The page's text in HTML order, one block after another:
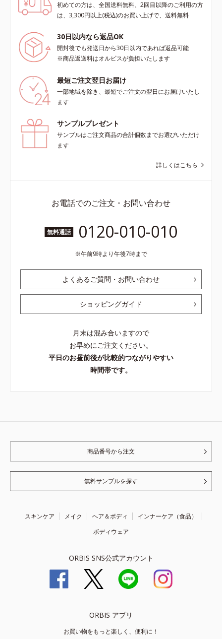
初めての方は、全国送料無料、2回目以降のご利用の方
は、3,300円以上(税込)のお買い上げで、送料無料
30日以内なら返品OK
開封後でも発送日から30日以内であれば返品可能
※商品返送料はオルビスが負担いたします
最短ご注文翌日お届け
一部地域を除き、最短でご注文の翌日にお届けいたし
ます
サンプルプレゼント
サンプルはご注文商品の合計個数までお選びいただけ
ます
詳しくはこちら
お電話でのご注文・お問い合わせ
無料通話 0120-010-010
午前9時より午後7時まで
よくあるご質問・お問い合わせ
ショッピングガイド
月末は混み合いますので
お早めにご注文ください。
平日のお昼前後が比較的つながりやすい
時間帯です。
商品番号から注文
無料サンプルを探す
スキンケア メイク ヘア＆ボディ
インナーケア（食品）
ボディウェア
ORBIS SNS公式アカウント
ORBIS アプリ
お買い物をもっと楽しく、便利に！